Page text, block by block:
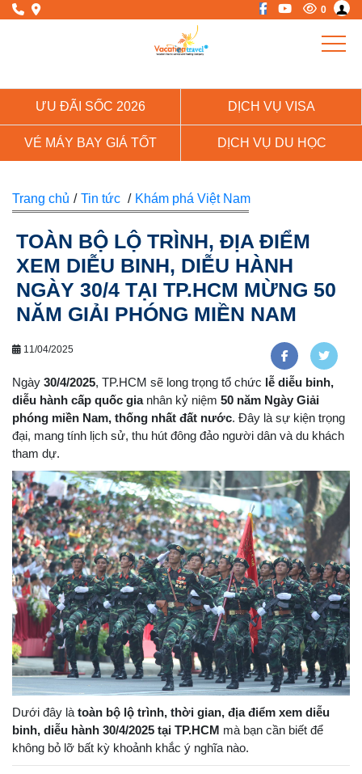
0
ƯU ĐÃI SỐC 2026 DỊCH VỤ VISA
VÉ MÁY BAY GIÁ TỐT DỊCH VỤ DU HỌC
Trang chủ / Tin tức / Khám phá Việt Nam
TOÀN BỘ LỘ TRÌNH, ĐỊA ĐIỂM
XEM DIỄU BINH, DIỄU HÀNH
NGÀY 30/4 TẠI TP.HCM MỪNG 50
NĂM GIẢI PHÓNG MIỀN NAM
11/04/2025
Ngày 30/4/2025, TP.HCM sẽ long trọng tổ chức lễ diễu binh,
diễu hành cấp quốc gianhân kỷ niệm 50 năm Ngày Giải
phóng miền Nam, thống nhất đất nước. Đây là sự kiện trọng
đại, mang tính lịch sử, thu hút đông đảo người dân và du khách
tham dự.
Dưới đây làtoàn bộ lộ trình, thời gian, địa điểm xem diễu
binh, diễu hành 30/4/2025 tại TP.HCM mà bạn cần biết để
không bỏ lỡ bất kỳ khoảnh khắc ý nghĩa nào.